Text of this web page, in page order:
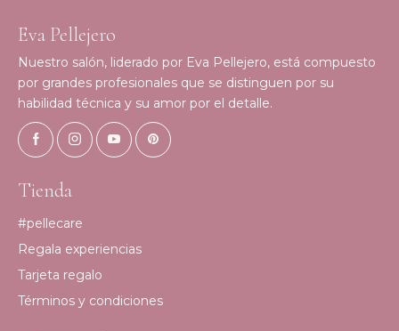
Eva Pellejero
Nuestro salón, liderado por Eva Pellejero, está compuesto
por grandes profesionales que se distinguen por su
habilidad técnica y su amor por el detalle.
Tienda
#pellecare
Regala experiencias
Tarjeta regalo
Términos y condiciones